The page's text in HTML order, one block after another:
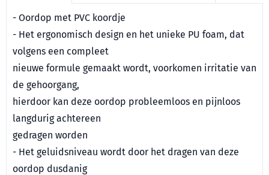
- Oordop met PVC koordje
- Het ergonomisch design en het unieke PU foam, dat
volgens een compleet
nieuwe formule gemaakt wordt, voorkomen irritatie van
de gehoorgang,
hierdoor kan deze oordop probleemloos en pijnloos
langdurig achtereen
gedragen worden
- Het geluidsniveau wordt door het dragen van deze
oordop dusdanig